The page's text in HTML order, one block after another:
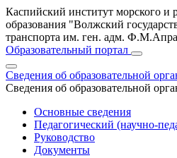
Каспийский институт морского и
образования "Волжский
транспорта им. ген. адм.
Образовательный портал
Сведения об образовательной
Сведения об образовательной
Основные сведения
Педагогический (научно-
Руководство
Документы